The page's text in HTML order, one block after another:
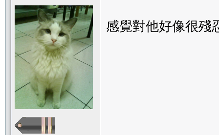
感覺對他好像很殘